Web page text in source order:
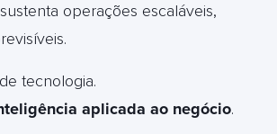
operações escaláveis,
tecnologia.
aplicada ao negócio.